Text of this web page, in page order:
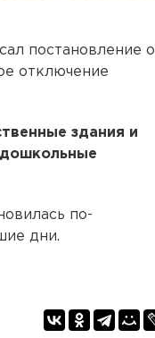
постановление о
отключение
здания и
по-
дни.